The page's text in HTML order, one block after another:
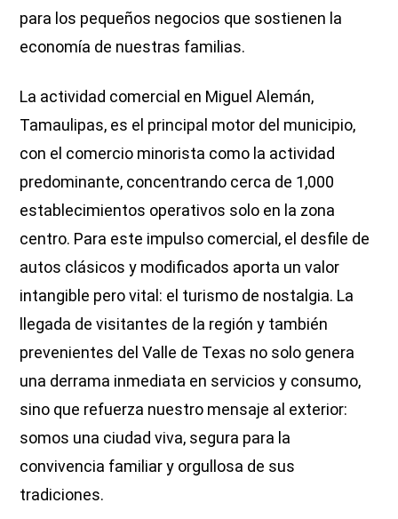
para los pequeños negocios que sostienen la
economía de nuestras familias.
La actividad comercial en Miguel Alemán,
Tamaulipas, es el principal motor del municipio,
con el comercio minorista como la actividad
predominante, concentrando cerca de 1,000
establecimientos operativos solo en la zona
centro. Para este impulso comercial, el desfile de
autos clásicos y modificados aporta un valor
intangible pero vital: el turismo de nostalgia. La
llegada de visitantes de la región y también
prevenientes del Valle de Texas no solo genera
una derrama inmediata en servicios y consumo,
sino que refuerza nuestro mensaje al exterior:
somos una ciudad viva, segura para la
convivencia familiar y orgullosa de sus
tradiciones.